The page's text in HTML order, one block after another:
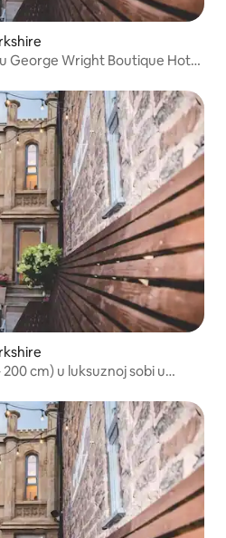
George Wright Boutique Hotel
cm) u luksuznoj sobi u